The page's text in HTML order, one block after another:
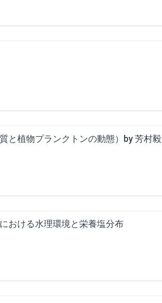
と植物プランクトンの動態）by 芳村毅
おける水理環境と栄養塩分布